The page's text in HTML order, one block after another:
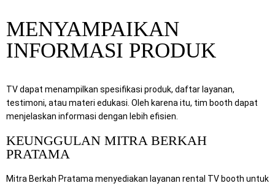
MENYAMPAIKAN
INFORMASI PRODUK
TV dapat menampilkan spesifikasi produk, daftar layanan,
testimoni, atau materi edukasi. Oleh karena itu, tim booth dapat
menjelaskan informasi dengan lebih efisien.
KEUNGGULAN MITRA BERKAH
PRATAMA
Mitra Berkah Pratama menyediakan layanan rental TV booth untuk